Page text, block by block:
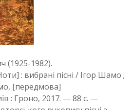
(1925-1982).
: вибрані пісні / Ігор Шамо ;
[передмова]
: Гроно, 2017. — 88 с. —